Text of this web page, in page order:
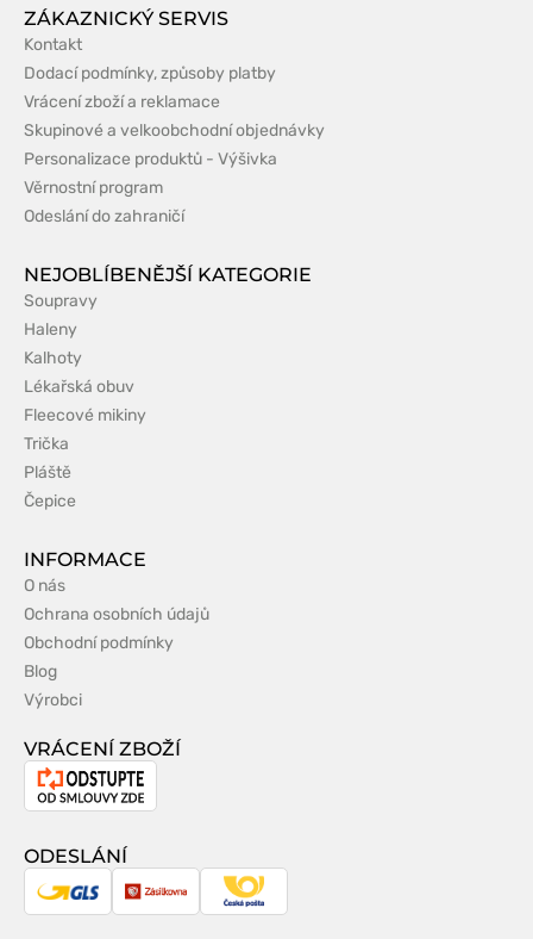
ZÁKAZNICKÝ SERVIS
Kontakt
Dodací podmínky, způsoby platby
Vrácení zboží a reklamace
Skupinové a velkoobchodní objednávky
Personalizace produktů - Výšivka
Věrnostní program
Odeslání do zahraničí
NEJOBLÍBENĚJŠÍ KATEGORIE
Soupravy
Haleny
Kalhoty
Lékařská obuv
Fleecové mikiny
Trička
Pláště
Čepice
INFORMACE
O nás
Ochrana osobních údajů
Obchodní podmínky
Blog
Výrobci
VRÁCENÍ ZBOŽÍ
Odstoupení
smlouvy
ODESLÁNÍ
GLS ZásilkovnaČeská